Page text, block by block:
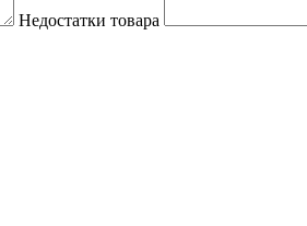
Недостатки товара